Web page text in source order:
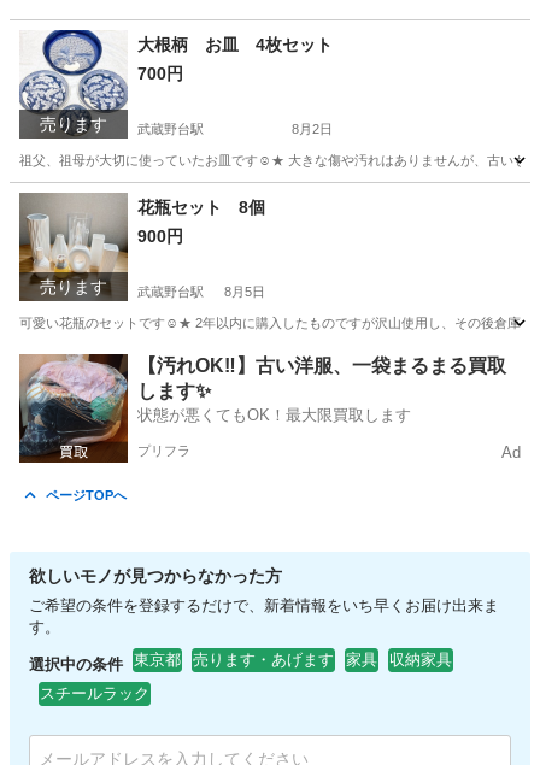
売ります
大根柄 お皿 4枚セット
700円
武蔵野台駅 8月2日
祖父、祖母が大切に使っていたお皿です☺︎★ 大きな傷や汚れはありませんが、古いも
東京 府中市 武蔵野台駅 食器
売ります
花瓶セット 8個
900円
武蔵野台駅 8月5日
可愛い花瓶のセットです☺︎★ 2年以内に購入したものですが沢山使用し、その後倉庫
東京 府中市 武蔵野台駅 インテリア雑貨/小物
【汚れOK‼️】古い洋服、一袋まるまる買取
します✨
状態が悪くてもOK！最大限買取します
プリフラ Ad
ページTOPへ
欲しいモノが見つからなかった方
ご希望の条件を登録するだけで、新着情報をいち早くお届け出来ま
す。
選択中の条件 東京都 売ります・あげます 家具
収納家具
スチールラック